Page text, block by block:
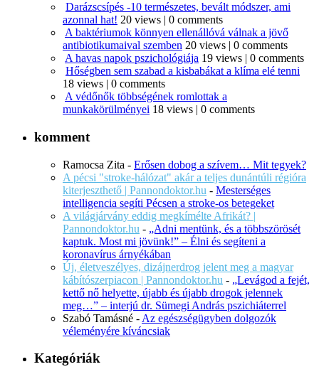
Darázscsípés -10 természetes, bevált módszer, ami
azonnal hat! 20 views | 0 comments
A baktériumok könnyen ellenállóvá válnak a jövő
antibiotikumaival szemben 20 views | 0 comments
A havas napok pszichológiája 19 views | 0 comments
Hőségben sem szabad a kisbabákat a klíma elé tenni
18 views | 0 comments
A védőnők többségének romlottak a
munkakörülményei 18 views | 0 comments
komment
Ramocsa Zita - Erősen dobog a szívem… Mit tegyek?
A pécsi "stroke-hálózat" akár a teljes dunántúli régióra
kiterjeszthető | Pannondoktor.hu - Mesterséges
intelligencia segíti Pécsen a stroke-os betegeket
A világjárvány eddig megkímélte Afrikát? |
Pannondoktor.hu - „Adni mentünk, és a többszörösét
kaptuk. Most mi jövünk!” – Élni és segíteni a
koronavírus árnyékában
Új, életveszélyes, dizájnerdrog jelent meg a magyar
kábítószerpiacon | Pannondoktor.hu - „Levágod a fejét,
kettő nő helyette, újabb és újabb drogok jelennek
meg…” – interjú dr. Sümegi András pszichiáterrel
Szabó Tamásné - Az egészségügyben dolgozók
véleményére kíváncsiak
Kategóriák